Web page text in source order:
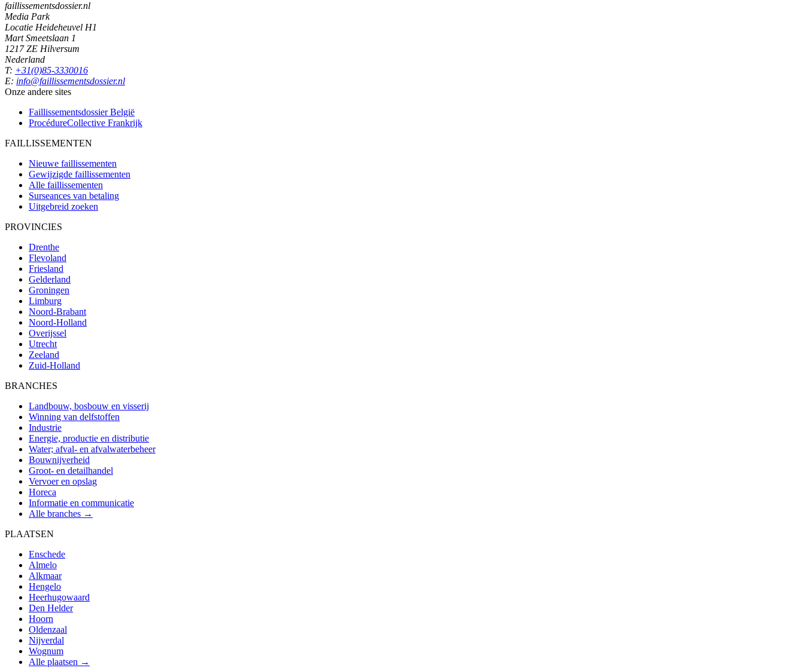
faillissementsdossier.nl
Media Park
Locatie Heideheuvel H1
Mart Smeetslaan 1
1217 ZE Hilversum
Nederland
T: +31(0)85-3330016
E: info@faillissementsdossier.nl
Onze andere sites
Faillissementsdossier België
ProcédureCollective Frankrijk
FAILLISSEMENTEN
Nieuwe faillissementen
Gewijzigde faillissementen
Alle faillissementen
Surseances van betaling
Uitgebreid zoeken
PROVINCIES
Drenthe
Flevoland
Friesland
Gelderland
Groningen
Limburg
Noord-Brabant
Noord-Holland
Overijssel
Utrecht
Zeeland
Zuid-Holland
BRANCHES
Landbouw, bosbouw en visserij
Winning van delfstoffen
Industrie
Energie, productie en distributie
Water; afval- en afvalwaterbeheer
Bouwnijverheid
Groot- en detailhandel
Vervoer en opslag
Horeca
Informatie en communicatie
Alle branches →
PLAATSEN
Enschede
Almelo
Alkmaar
Hengelo
Heerhugowaard
Den Helder
Hoorn
Oldenzaal
Nijverdal
Wognum
Alle plaatsen →